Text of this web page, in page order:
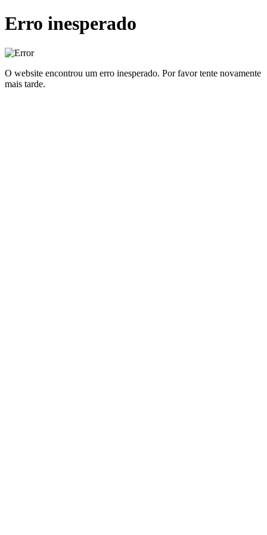
Erro inesperado
O website encontrou um erro inesperado. Por favor tente novamente
mais tarde.